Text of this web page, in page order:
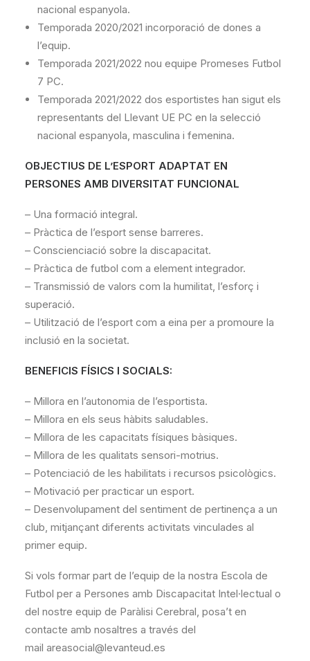
nacional espanyola.
Temporada 2020/2021 incorporació de dones a
l’equip.
Temporada 2021/2022 nou equipe Promeses Futbol
7 PC.
Temporada 2021/2022 dos esportistes han sigut els
representants del Llevant UE PC en la selecció
nacional espanyola, masculina i femenina.
OBJECTIUS DE L’ESPORT ADAPTAT EN
PERSONES AMB DIVERSITAT FUNCIONAL
– Una formació integral.
– Pràctica de l’esport sense barreres.
– Conscienciació sobre la discapacitat.
– Pràctica de futbol com a element integrador.
– Transmissió de valors com la humilitat, l’esforç i
superació.
– Utilització de l’esport com a eina per a promoure la
inclusió en la societat.
BENEFICIS FÍSICS I SOCIALS:
– Millora en l’autonomia de l’esportista.
– Millora en els seus hàbits saludables.
– Millora de les capacitats físiques bàsiques.
– Millora de les qualitats sensori-motrius.
– Potenciació de les habilitats i recursos psicològics.
– Motivació per practicar un esport.
– Desenvolupament del sentiment de pertinença a un
club, mitjançant diferents activitats vinculades al
primer equip.
Si vols formar part de l’equip de la nostra Escola de
Futbol per a Persones amb Discapacitat Intel·lectual o
del nostre equip de Paràlisi Cerebral, posa’t en
contacte amb nosaltres a través del
mail areasocial@levanteud.es